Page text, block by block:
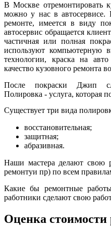
В Москве отремонтировать
можно у нас в автосервисе.
ремонте, имеется в виду
автосервис обращается
частичная или полная
используют компьютерную
технологии, краска на
качество кузовного ремонта
После покраски Джип
Полировка - услуга, которая
Существует три вида
восстановительная;
защитная;
абразивная.
Наши мастера делают свою
ремонтуи пр) по всем
Какие бы ремонтные
работники сделают свою
Оценка стоимости